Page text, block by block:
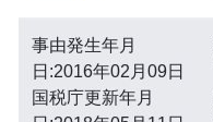
事由発生年月
日:2016年02月09日
国税庁更新年月